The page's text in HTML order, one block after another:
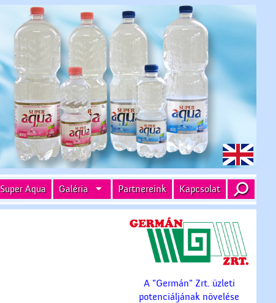
Super Aqua Galéria Partnereink Kapcsolat
A "Germán" Zrt. üzleti
potenciáljának növelése